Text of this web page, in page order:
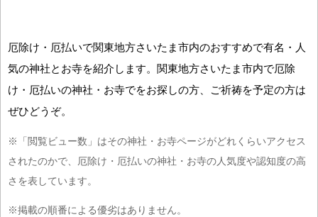
厄除け・厄払いで関東地方さいたま市内のおすすめで有名・人
気の神社とお寺を紹介します。関東地方さいたま市内で厄除
け・厄払いの神社・お寺でをお探しの方、ご祈祷を予定の方は
ぜひどうぞ。
※「閲覧ビュー数」はその神社・お寺ページがどれくらいアクセス
されたのかで、厄除け・厄払いの神社・お寺の人気度や認知度の高
さを表しています。
※掲載の順番による優劣はありません。